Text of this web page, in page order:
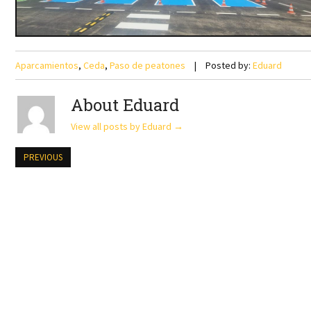
Aparcamientos, Ceda, Paso de peatones Posted by: Eduard
About Eduard
View all posts by Eduard →
PREVIOUS